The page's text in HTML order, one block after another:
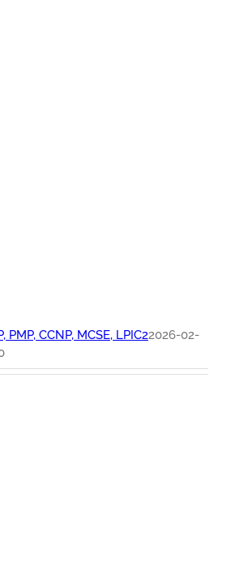
PMP, CCNP, MCSE, LPIC22026-02-